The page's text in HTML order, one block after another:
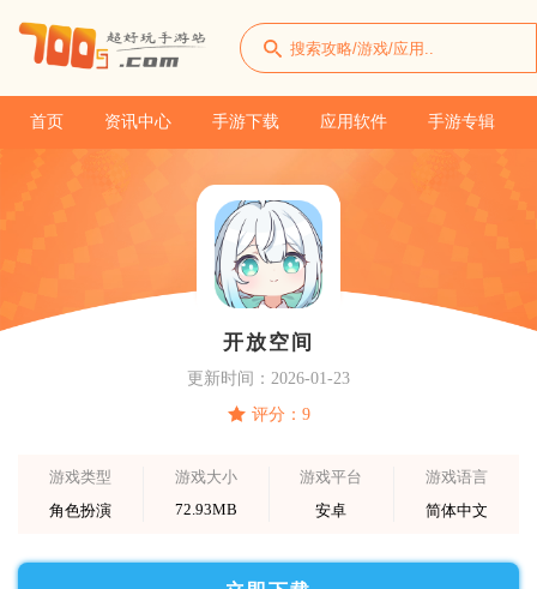
首页 资讯中心 手游下载 应用软件 手游专辑
开放空间
更新时间：2026-01-23
评分：9
游戏类型
角色扮演
游戏大小
72.93MB
游戏平台
安卓
游戏语言
简体中文